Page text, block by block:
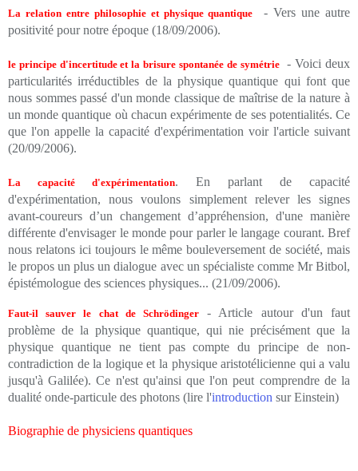
La relation entre philosophie et physique quantique - Vers une autre
positivité pour notre époque (18/09/2006).
le principe d'incertitude et la brisure spontanée de symétrie- Voici deux
particularités irréductibles de la physique quantique qui font que
nous sommes passé d'un monde classique de maîtrise de la nature à
un monde quantique où chacun expérimente de ses potentialités. Ce
que l'on appelle la capacité d'expérimentation voir l'article suivant
(20/09/2006).
La capacité d'expérimentation. En parlant de capacité
d'expérimentation, nous voulons simplement relever les signes
avant-coureurs d’un changement d’appréhension, d'une manière
différente d'envisager le monde pour parler le langage courant. Bref
nous relatons ici toujours le même bouleversement de société, mais
le propos un plus un dialogue avec un spécialiste comme Mr Bitbol,
épistémologue des sciences physiques... (21/09/2006).
Faut-il sauver le chat de Schrödinger - Article autour d'un faut
problème de la physique quantique, qui nie précisément que la
physique quantique ne tient pas compte du principe de non-
contradiction de la logique et la physique aristotélicienne qui a valu
jusqu'à Galilée). Ce n'est qu'ainsi que l'on peut comprendre de la
dualité onde-particule des photons (lire l'introduction sur Einstein)
Biographie de physiciens quantiques